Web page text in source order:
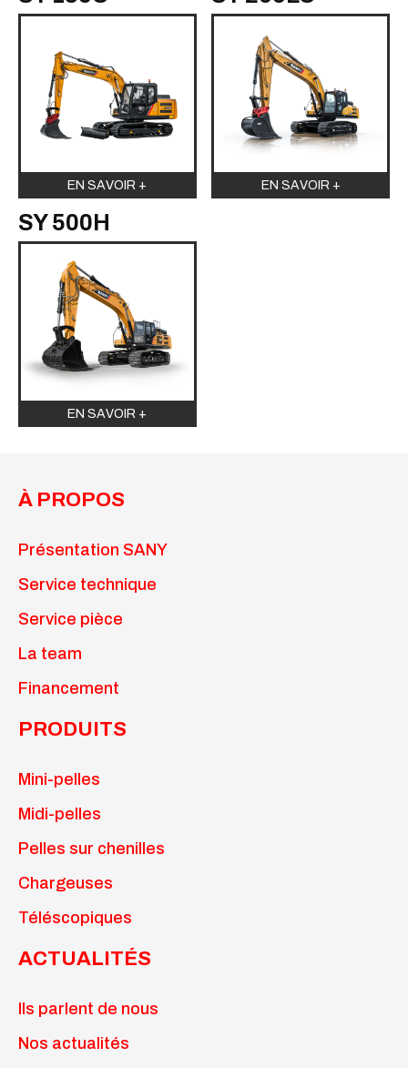
EN SAVOIR + EN SAVOIR +
SY 500H
EN SAVOIR +
À PROPOS
Présentation SANY
Service technique
Service pièce
La team
Financement
PRODUITS
Mini-pelles
Midi-pelles
Pelles sur chenilles
Chargeuses
Téléscopiques
ACTUALITÉS
Ils parlent de nous
Nos actualités